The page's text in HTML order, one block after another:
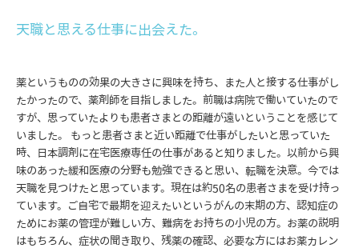
天職と思える仕事に出会えた。
薬というものの効果の大きさに興味を持ち、また人と接する仕事がし
たかったので、薬剤師を目指しました。前職は病院で働いていたので
すが、思っていたよりも患者さまとの距離が遠いということを感じて
いました。 もっと患者さまと近い距離で仕事がしたいと思っていた
時、日本調剤に在宅医療専任の仕事があると知りました。以前から興
味のあった緩和医療の分野も勉強できると思い、転職を決意。今では
天職を見つけたと思っています。現在は約50名の患者さまを受け持っ
ています。ご自宅で最期を迎えたいというがんの末期の方、認知症の
ためにお薬の管理が難しい方、難病をお持ちの小児の方。お薬の説明
はもちろん、症状の聞き取り、残薬の確認、必要な方にはお薬カレン